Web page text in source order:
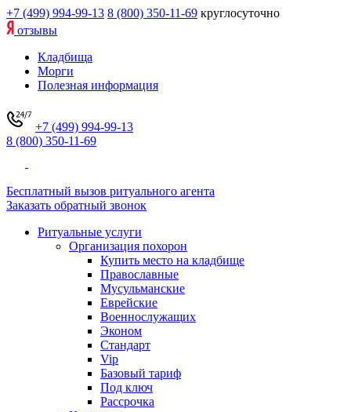
+7 (499) 994-99-13 8 (800) 350-11-69 круглосуточно
отзывы
Кладбища
Морги
Полезная информация
+7 (499) 994-99-13
8 (800) 350-11-69
Бесплатный вызов ритуального агента
Заказать обратный звонок
Ритуальные услуги
Организация похорон
Купить место на кладбище
Православные
Мусульманские
Еврейские
Военнослужащих
Эконом
Стандарт
Vip
Базовый тариф
Под ключ
Рассрочка